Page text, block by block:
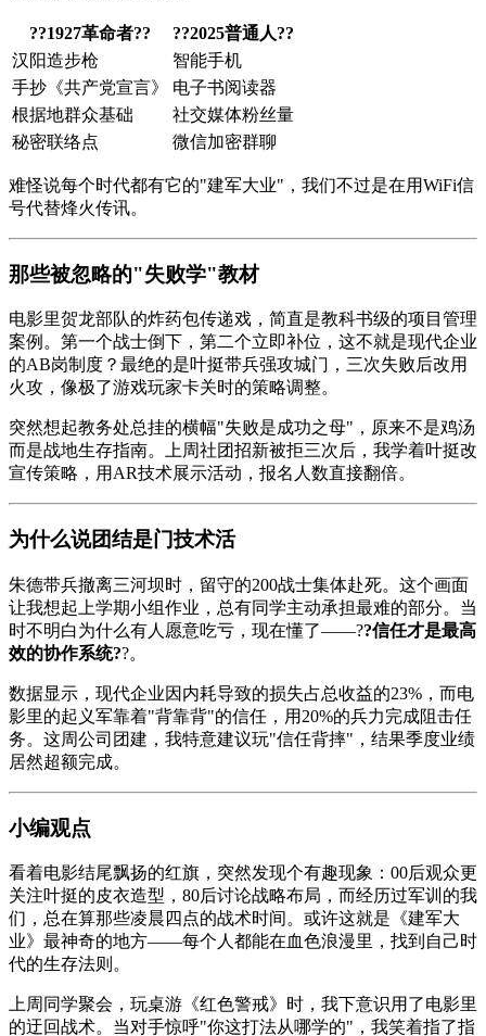
??1927革命者?? ??2025普通人??
汉阳造步枪
智能手机
手抄《共产党宣言》
电子书阅读器
根据地群众基础
社交媒体粉丝量
秘密联络点
微信加密群聊
难怪说每个时代都有它的"建军大业"，我们不过是在用WiFi信
号代替烽火传讯。
那些被忽略的"失败学"教材
电影里贺龙部队的炸药包传递戏，简直是教科书级的项目管理
案例。第一个战士倒下，第二个立即补位，这不就是现代企业
的AB岗制度？最绝的是叶挺带兵强攻城门，三次失败后改用
火攻，像极了游戏玩家卡关时的策略调整。
突然想起教务处总挂的横幅"失败是成功之母"，原来不是鸡汤
而是战地生存指南。上周社团招新被拒三次后，我学着叶挺改
宣传策略，用AR技术展示活动，报名人数直接翻倍。
为什么说团结是门技术活
朱德带兵撤离三河坝时，留守的200战士集体赴死。这个画面
让我想起上学期小组作业，总有同学主动承担最难的部分。当
时不明白为什么有人愿意吃亏，现在懂了——??信任才是最高
效的协作系统??。
数据显示，现代企业因内耗导致的损失占总收益的23%，而电
影里的起义军靠着"背靠背"的信任，用20%的兵力完成阻击任
务。这周公司团建，我特意建议玩"信任背摔"，结果季度业绩
居然超额完成。
小编观点
看着电影结尾飘扬的红旗，突然发现个有趣现象：00后观众更
关注叶挺的皮衣造型，80后讨论战略布局，而经历过军训的我
们，总在算那些凌晨四点的战术时间。或许这就是《建军大
业》最神奇的地方——每个人都能在血色浪漫里，找到自己时
代的生存法则。
上周同学聚会，玩桌游《红色警戒》时，我下意识用了电影里
的迂回战术。当对手惊呼"你这打法从哪学的"，我笑着指了指